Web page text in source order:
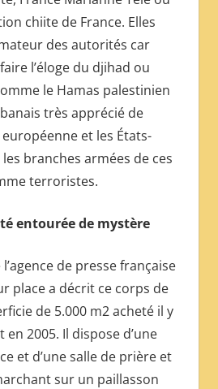
chiite de France. Elles
des autorités car
l’éloge du djihad ou
le Hamas palestinien
très apprécié de
européenne et les États-
branches armées de ces
terroristes.
entourée de mystère
de presse française
place a décrit ce corps de
de 5.000 m2 acheté il y
2005. Il dispose d’une
et d’une salle de prière et
sur un paillasson